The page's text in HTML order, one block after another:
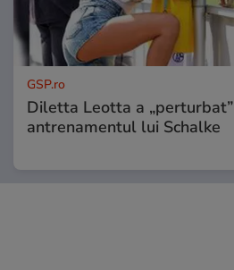
GSP.ro
Diletta Leotta a „perturbat”
antrenamentul lui Schalke